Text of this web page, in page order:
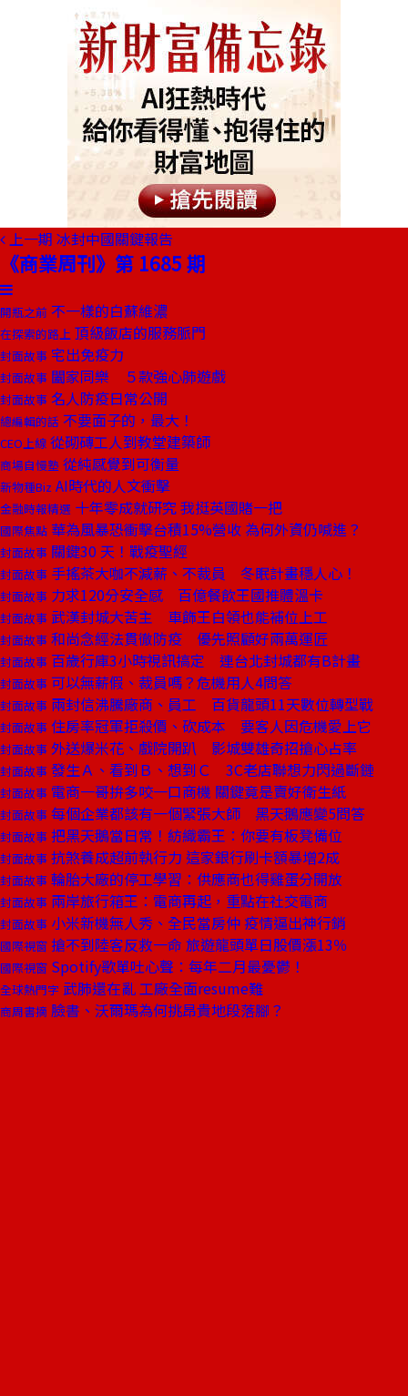
上一期 冰封中國關鍵報告
《商業周刊》第 1685 期
開瓶之前 不一樣的白蘇維濃
在探索的路上 頂級飯店的服務脈門
封面故事 宅出免疫力
封面故事 闔家同樂 ５款強心肺遊戲
封面故事 名人防疫日常公開
總編輯的話 不要面子的，最大！
CEO上線 從砌磚工人到教堂建築師
商場自慢塾 從純感覺到可衡量
新物種Biz AI時代的人文衝擊
金融時報精選 十年零成就研究 我挺英國賭一把
國際焦點 華為風暴恐衝擊台積15%營收 為何外資仍喊進？
封面故事 關鍵30 天！戰疫聖經
封面故事 手搖茶大咖不減薪、不裁員 冬眠計畫穩人心！
封面故事 力求120分安全感 百億餐飲王國推體溫卡
封面故事 武漢封城大苦主 車飾王白領也能補位上工
封面故事 和尚念經法貫徹防疫 優先照顧好兩萬運匠
封面故事 百歲行庫3小時視訊搞定 連台北封城都有B計畫
封面故事 可以無薪假、裁員嗎？危機用人4問答
封面故事 兩封信沸騰廠商、員工 百貨龍頭11天數位轉型戰
封面故事 住房率冠軍拒殺價、砍成本 要客人因危機愛上它
封面故事 外送爆米花、戲院開趴 影城雙雄奇招搶心占率
封面故事 發生Ａ、看到Ｂ、想到Ｃ 3C老店聯想力閃過斷鏈
封面故事 電商一哥拚多咬一口商機 關鍵竟是賣好衛生紙
封面故事 每個企業都該有一個緊張大師 黑天鵝應變5問答
封面故事 把黑天鵝當日常！紡織霸王：你要有板凳備位
封面故事 抗煞養成超前執行力 這家銀行刷卡額暴增2成
封面故事 輪胎大廠的停工學習：供應商也得雞蛋分開放
封面故事 兩岸旅行箱王：電商再起，重點在社交電商
封面故事 小米新機無人秀、全民當房仲 疫情逼出神行銷
國際視窗 搶不到陸客反救一命 旅遊龍頭單日股價漲13％
國際視窗 Spotify歌單吐心聲：每年二月最憂鬱！
全球熱門字 武肺還在亂 工廠全面resume難
商周書摘 臉書、沃爾瑪為何挑昂貴地段落腳？